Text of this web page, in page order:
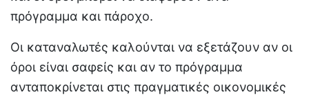
πρόγραμμα και πάροχο.
Οι καταναλωτές καλούνται να εξετάζουν αν οι
όροι είναι σαφείς και αν το πρόγραμμα
ανταποκρίνεται στις πραγματικές οικονομικές